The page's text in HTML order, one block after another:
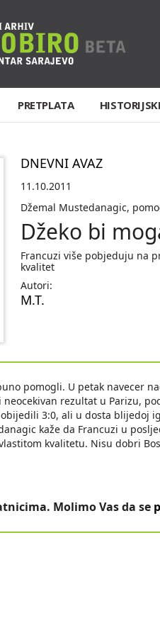
PRETPLATA
DNEVNI AVAZ
11.10.2011
Džemal Mustedanagic,
Džeko bi
Francuzi više pobjeduju na
kvalitet
Autori:
M.T.
pomogli. U petak navecer
rezultat u Parizu,
3:0, ali u dosta blijedoj
kaže da Francuzi u
kvalitetu. Nisu dobri
Molimo Vas da se